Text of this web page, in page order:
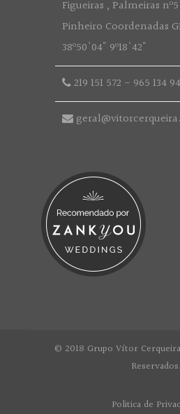
Figueiras , Palmeiras
Pinheiro Coordenadas
38º50'04" 9º18'42"
219 151 572 - 965 134
© 2018 Grupo Vítor
Reservados.
Politica de